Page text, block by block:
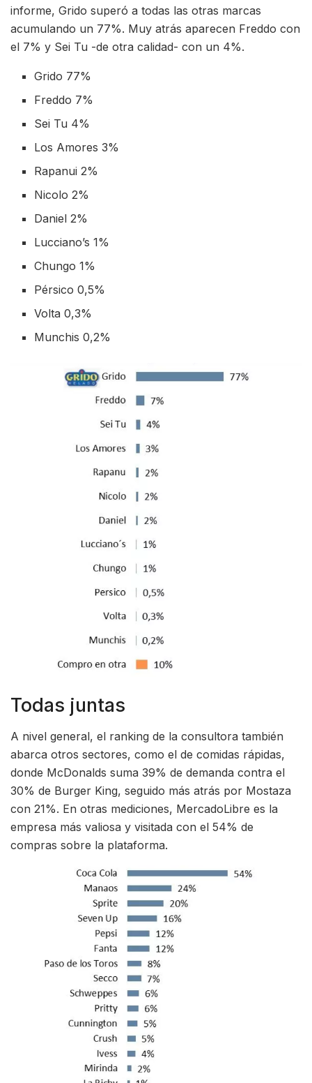
informe, Grido superó a todas las otras marcas
acumulando un 77%. Muy atrás aparecen Freddo con
el 7% y Sei Tu -de otra calidad- con un 4%.
Grido 77%
Freddo 7%
Sei Tu 4%
Los Amores 3%
Rapanui 2%
Nicolo 2%
Daniel 2%
Lucciano’s 1%
Chungo 1%
Pérsico 0,5%
Volta 0,3%
Munchis 0,2%
Todas juntas
A nivel general, el ranking de la consultora también
abarca otros sectores, como el de comidas rápidas,
donde McDonalds suma 39% de demanda contra el
30% de Burger King, seguido más atrás por Mostaza
con 21%. En otras mediciones, MercadoLibre es la
empresa más valiosa y visitada con el 54% de
compras sobre la plataforma.